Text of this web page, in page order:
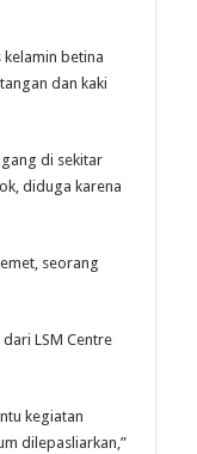
betina
dan kaki
di sekitar
diduga karena
seorang
LSM Centre
kegiatan
dilepasliarkan,”